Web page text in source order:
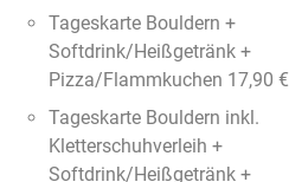
Tageskarte Bouldern +
Softdrink/Heißgetränk +
Pizza/Flammkuchen 17,90 €
Tageskarte Bouldern inkl.
Kletterschuhverleih +
Softdrink/Heißgetränk +